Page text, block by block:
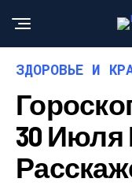
ЗДОРОВЬЕ И
30 Июля